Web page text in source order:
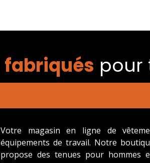
fabriqués​ pour
Votre magasin en ligne de
équipements de travail. Notre
propose des tenues pour hommes